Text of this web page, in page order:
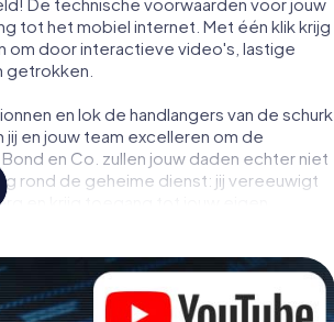
De technische voorwaarden voor jouw
tot het mobiel internet. Met één klik krijg
om door interactieve video's, lastige
getrokken.
en lok de handlangers van de schurk
en jouw team excelleren om de
en Co. zullen jouw daden echter niet
rond de geheime dienst: jij vereeuwigt
en krijg toegang tot jouw eigen